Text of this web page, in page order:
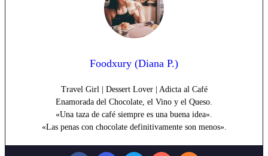
Foodxury (Diana P.)
Travel Girl | Dessert Lover | Adicta al Café
Enamorada del Chocolate, el Vino y el Queso.
«Una taza de café siempre es una buena idea».
«Las penas con chocolate definitivamente son menos».